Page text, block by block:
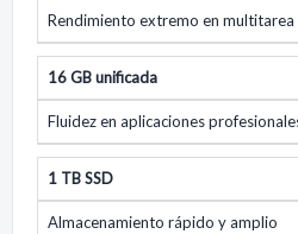
Rendimiento extremo en multitarea
16 GB unificada
Fluidez en aplicaciones
1 TB SSD
Almacenamiento rápido y amplio